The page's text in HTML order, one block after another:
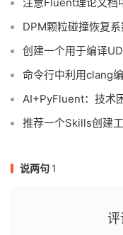
注意Fluent理论文档
DPM颗粒碰撞恢复
创建一个用于编译
命令行中利用clang
AI+PyFluent：技术
推荐一个Skills创建
说两句 1
评